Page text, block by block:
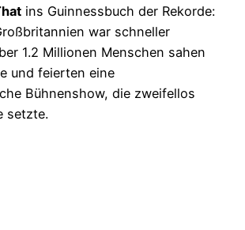
ins Guinnessbuch der Rekorde:
war schneller
1.2 Millionen Menschen sahen
und feierten eine
Bühnenshow, die zweifellos
setzte.